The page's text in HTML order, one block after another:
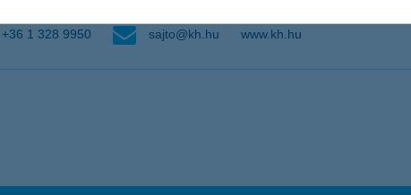
+36 1 328 9950 sajto@kh.hu www.kh.hu